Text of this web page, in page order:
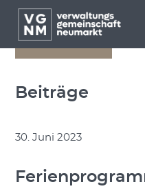
Menü überspringen
Menü überspringen
Beiträge
30. Juni 2023